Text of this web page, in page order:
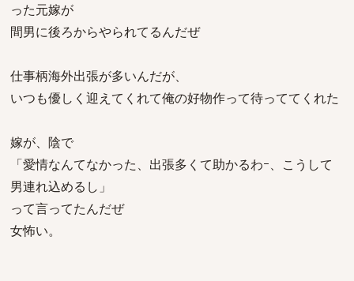
った元嫁が
間男に後ろからやられてるんだぜ
仕事柄海外出張が多いんだが、
いつも優しく迎えてくれて俺の好物作って待っててくれた
嫁が、陰で
「愛情なんてなかった、出張多くて助かるわｰ、こうして
男連れ込めるし」
って言ってたんだぜ
女怖い。